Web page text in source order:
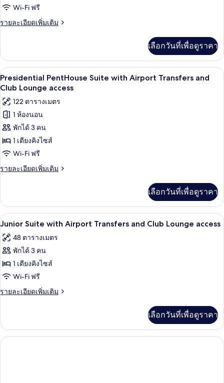
Suite
with
Airport
and
Club
Lounge
access
Wi-Fi ฟรี
รายละเอียดเพิ่มเติม
ราย
เกี่ยว
กับ
One-
Bedroom
with
Airport
Transfers
and
Club
access
เลือกวันที่เพื่อดูราคา
เปิด
ภาพถ่าย
ทั้งหมด
ของ
Presidential
PentHouse
Suite
with
Airport
and
Club
Lounge
access
Presidential PentHouse Suite with
13
Presidential PentHouse Suite with Airport Transfers and
Club Lounge access
122 ตารางเมตร
1 ห้องนอน
พักได้ 3 คน
1 เตียงคิงไซส์
Wi-Fi ฟรี
รายละเอียดเพิ่มเติม
ราย
เกี่ยว
กับ
Presidential
Suite
with
Transfers
and
Lounge
เลือกวันที่เพื่อดูราคา
เปิด
ภาพถ่าย
ทั้งหมด
ของ
Junior
Suite
with
Transfers
and
Club
Junior Suite with Airport Transfers
26
Junior Suite with Airport Transfers and Club Lounge access
48 ตารางเมตร
พักได้ 3 คน
1 เตียงคิงไซส์
Wi-Fi ฟรี
รายละเอียดเพิ่มเติม
ราย
เกี่ยว
กับ
Junior
เลือกวันที่เพื่อดูราคา